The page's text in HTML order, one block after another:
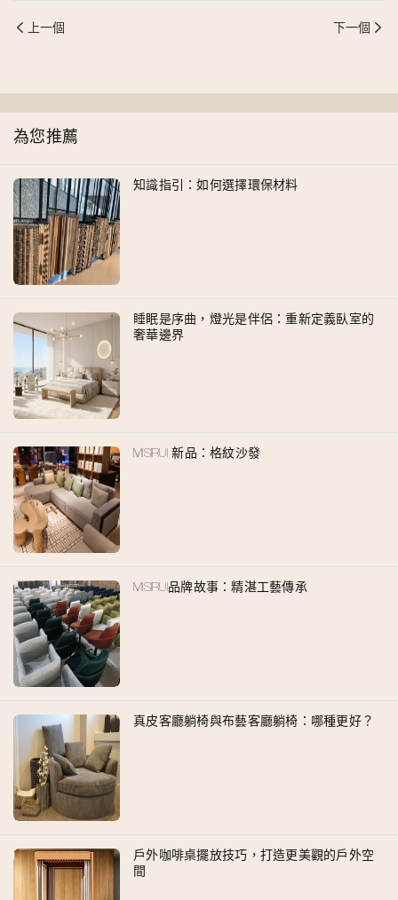
上一個 下一個
為您推薦
知識指引：如何選擇環保材料
睡眠是序曲，燈光是伴侶：重新定義臥室的
奢華邊界
MISIRUI 新品：格紋沙發
MISIRUI品牌故事：精湛工藝傳承
真皮客廳躺椅與布藝客廳躺椅：哪種更好？
戶外咖啡桌擺放技巧，打造更美觀的戶外空
間